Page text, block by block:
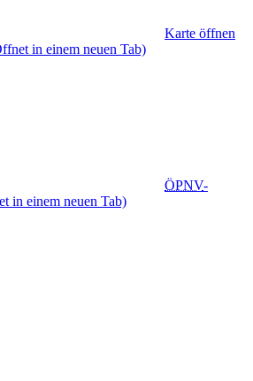
Karte öffnen
in einem neuen Tab)
ÖPNV-
in einem neuen Tab)